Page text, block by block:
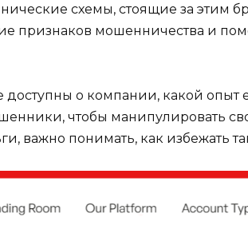
схемы, стоящие за этим
признаков мошенничества и
о компании, какой опыт
чтобы манипулировать
важно понимать, как избежать